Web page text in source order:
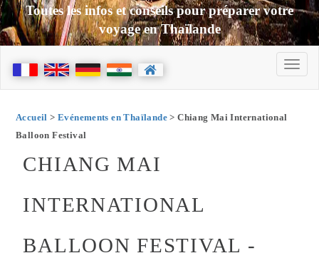
Toutes les infos et conseils pour préparer votre
voyage en Thaïlande
Accueil > Evénements en Thaïlande> Chiang Mai International
Balloon Festival
CHIANG MAI
INTERNATIONAL
BALLOON FESTIVAL -